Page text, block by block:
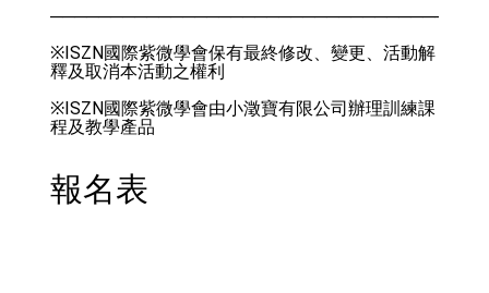
※ISZN國際紫微學會保有最終修改、變更、活動解
釋及取消本活動之權利
※ISZN國際紫微學會由小澂寶有限公司辦理訓練課
程及教學產品
報名表